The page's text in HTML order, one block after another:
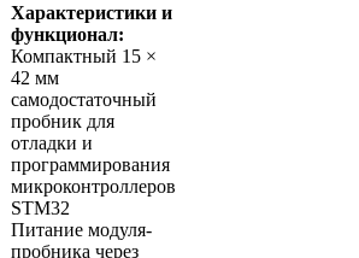
Характеристики и
функционал:
Компактный 15 ×
42 мм
самодостаточный
пробник для
отладки и
программирования
микроконтроллеров
STM32
Питание модуля-
пробника через